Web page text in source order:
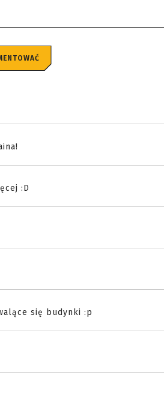
:D
się budynki :p